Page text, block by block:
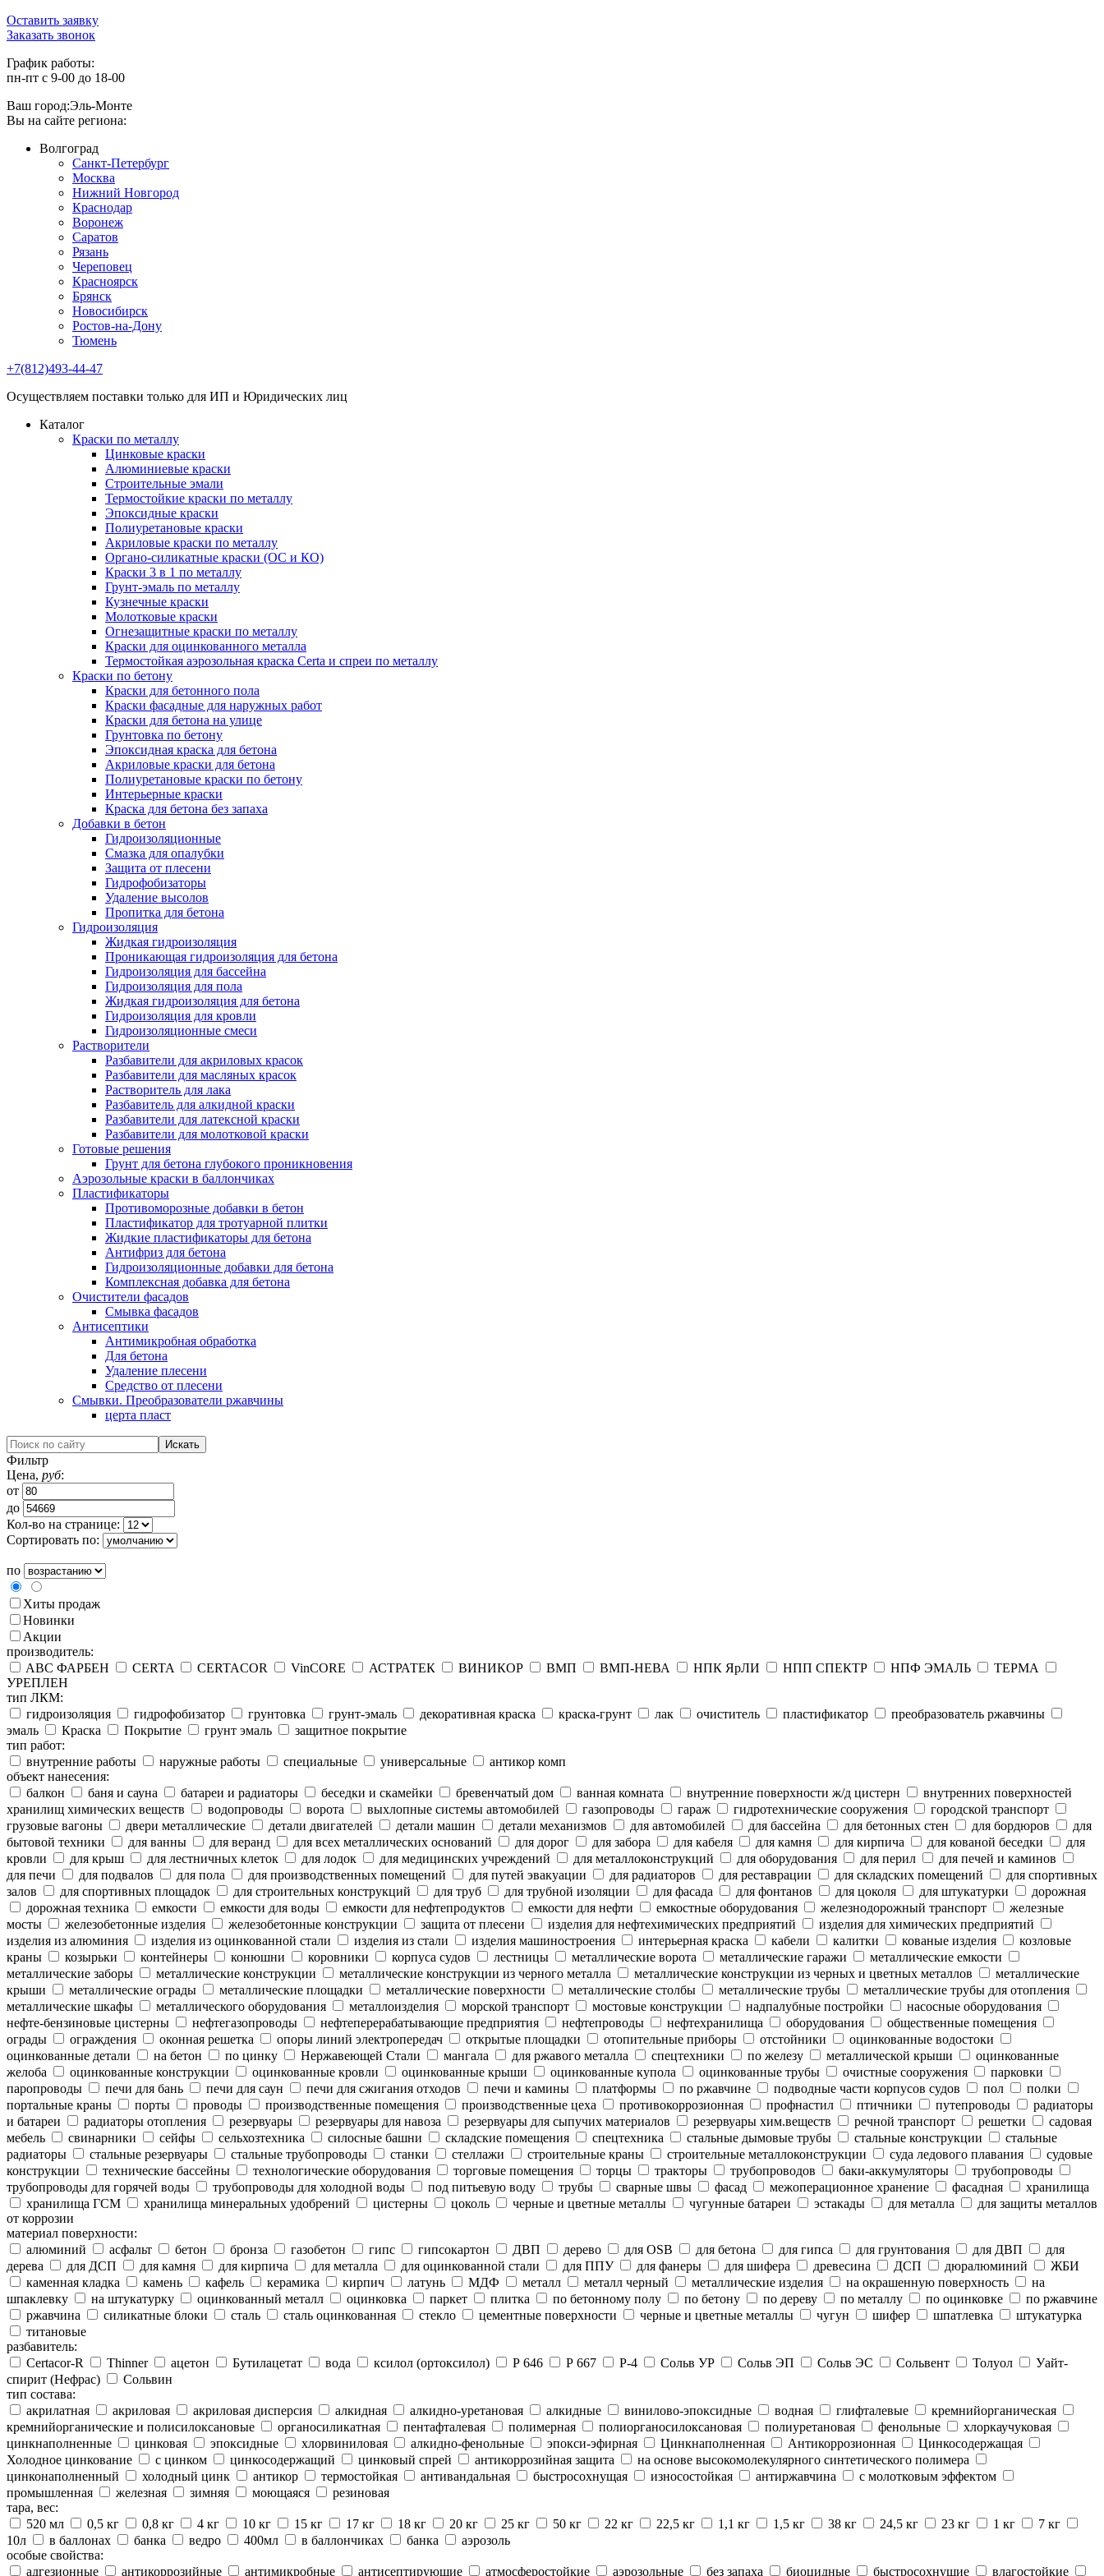
Оставить заявку
Заказать звонок
График работы:
пн-пт с 9-00 до 18-00
Ваш город:Эль-Монте
Вы на сайте региона:
Волгоград
Санкт-Петербург
Москва
Нижний Новгород
Краснодар
Воронеж
Саратов
Рязань
Череповец
Красноярск
Брянск
Новосибирск
Ростов-на-Дону
Тюмень
+7(812)493-44-47
Осуществляем поставки только для ИП и Юридических лиц
Каталог
Краски по металлу
Цинковые краски
Алюминиевые краски
Строительные эмали
Термостойкие краски по металлу
Эпоксидные краски
Полиуретановые краски
Акриловые краски по металлу
Органо-силикатные краски (ОС и КО)
Краски 3 в 1 по металлу
Грунт-эмаль по металлу
Кузнечные краски
Молотковые краски
Огнезащитные краски по металлу
Краски для оцинкованного металла
Термостойкая аэрозольная краска Certa и спреи по металлу
Краски по бетону
Краски для бетонного пола
Краски фасадные для наружных работ
Краски для бетона на улице
Грунтовка по бетону
Эпоксидная краска для бетона
Акриловые краски для бетона
Полиуретановые краски по бетону
Интерьерные краски
Краска для бетона без запаха
Добавки в бетон
Гидроизоляционные
Смазка для опалубки
Защита от плесени
Гидрофобизаторы
Удаление высолов
Пропитка для бетона
Гидроизоляция
Жидкая гидроизоляция
Проникающая гидроизоляция для бетона
Гидроизоляция для бассейна
Гидроизоляция для пола
Жидкая гидроизоляция для бетона
Гидроизоляция для кровли
Гидроизоляционные смеси
Растворители
Разбавители для акриловых красок
Разбавители для масляных красок
Растворитель для лака
Разбавитель для алкидной краски
Разбавители для латексной краски
Разбавители для молотковой краски
Готовые решения
Грунт для бетона глубокого проникновения
Аэрозольные краски в баллончиках
Пластификаторы
Противоморозные добавки в бетон
Пластификатор для тротуарной плитки
Жидкие пластификаторы для бетона
Антифриз для бетона
Гидроизоляционные добавки для бетона
Комплексная добавка для бетона
Очистители фасадов
Смывка фасадов
Антисептики
Антимикробная обработка
Для бетона
Удаление плесени
Средство от плесени
Смывки. Преобразователи ржавчины
церта пласт
Фильтр
Цена, руб:
от
до
Кол-во на странице:
Сортировать по:
по
Хиты продаж
Новинки
Акции
производитель:
ABC ФАРБЕН
CERTA CERTACOR VinCORE АСТРАТЕК ВИНИКОР ВМП ВМП-НЕВА НПК ЯрЛИ НПП СПЕКТР НПФ ЭМАЛЬ
ТЕРМА
УРЕПЛЕН
тип ЛКМ:
гидроизоляция
гидрофобизатор грунтовка грунт-эмаль декоративная краска краска-грунт лак очиститель пластификатор
преобразователь ржавчины
эмаль
Краска Покрытие грунт эмаль
защитное покрытие
тип работ:
внутренние работы
наружные работы специальные универсальные
антикор комп
объект нанесения:
балкон
баня и сауна батареи и радиаторы беседки и скамейки бревенчатый дом ванная комната внутренние поверхности ж/д цистерн
внутренних поверхностей
хранилищ химических веществ
водопроводы ворота выхлопные системы автомобилей газопроводы гараж гидротехнические сооружения
городской транспорт
грузовые вагоны
двери металлические детали двигателей детали машин детали механизмов для автомобилей для бассейна для бетонных стен для бордюров
для
бытовой техники
для ванны для веранд для всех металлических оснований для дорог для забора для кабеля для камня для кирпича для кованой беседки
для
кровли
для крыш для лестничных клеток для лодок для медицинских учреждений для металлоконструкций для оборудования для перил
для печей и каминов
для печи
для подвалов для пола для производственных помещений для путей эвакуации для радиаторов для реставрации для складских помещений
для спортивных
залов
для спортивных площадок для строительных конструкций для труб для трубной изоляции для фасада для фонтанов для цоколя для штукатурки
дорожная
дорожная техника
емкости емкости для воды емкости для нефтепродуктов емкости для нефти емкостные оборудования железнодорожный транспорт
железные
мосты
железобетонные изделия железобетонные конструкции защита от плесени изделия для нефтехимических предприятий
изделия для химических предприятий
изделия из алюминия
изделия из оцинкованной стали изделия из стали изделия машиностроения интерьерная краска кабели калитки кованые изделия
козловые
краны
козырьки контейнеры конюшни коровники корпуса судов лестницы металлические ворота металлические гаражи
металлические емкости
металлические заборы
металлические конструкции металлические конструкции из черного металла металлические конструкции из черных и цветных металлов
металлические
крыши
металлические ограды металлические площадки металлические поверхности металлические столбы металлические трубы
металлические трубы для отопления
металлические шкафы
металлического оборудования металлоизделия морской транспорт мостовые конструкции надпалубные постройки
насосные оборудования
нефте-бензиновые цистерны
нефтегазопроводы нефтеперерабатывающие предприятия нефтепроводы нефтехранилища оборудования
общественные помещения
ограды
ограждения оконная решетка опоры линий электропередач открытые площадки отопительные приборы отстойники
оцинкованные водостоки
оцинкованные детали
на бетон по цинку Нержавеющей Стали мангала для ржавого металла спецтехники по железу металлической крыши
оцинкованные
желоба
оцинкованные конструкции оцинкованные кровли оцинкованные крыши оцинкованные купола оцинкованные трубы очистные сооружения
парковки
паропроводы
печи для бань печи для саун печи для сжигания отходов печи и камины платформы по ржавчине подводные части корпусов судов пол
полки
портальные краны
порты проводы производственные помещения производственные цеха противокоррозионная профнастил птичники путепроводы
радиаторы
и батареи
радиаторы отопления резервуары резервуары для навоза резервуары для сыпучих материалов резервуары хим.веществ речной транспорт решетки
садовая
мебель
свинарники сейфы сельхозтехника силосные башни складские помещения спецтехника стальные дымовые трубы стальные конструкции
стальные
радиаторы
стальные резервуары стальные трубопроводы станки стеллажи строительные краны строительные металлоконструкции суда ледового плавания
судовые
конструкции
технические бассейны технологические оборудования торговые помещения торцы тракторы трубопроводов баки-аккумуляторы
трубопроводы
трубопроводы для горячей воды
трубопроводы для холодной воды под питьевую воду трубы сварные швы фасад межоперационное хранение фасадная
хранилища
хранилища ГСМ
хранилища минеральных удобрений цистерны цоколь черные и цветные металлы чугунные батареи эстакады для металла
для защиты металлов
от коррозии
материал поверхности:
алюминий
асфальт бетон бронза газобетон гипс гипсокартон ДВП дерево для OSB для бетона для гипса для грунтования для ДВП
для
дерева
для ДСП для камня для кирпича для металла для оцинкованной стали для ППУ для фанеры для шифера древесина ДСП дюралюминий
ЖБИ
каменная кладка
камень кафель керамика кирпич латунь МДФ металл металл черный металлические изделия на окрашенную поверхность
на
шпаклевку
на штукатурку оцинкованный металл оцинковка паркет плитка по бетонному полу по бетону по дереву по металлу по оцинковке
по ржавчине
ржавчина
силикатные блоки сталь сталь оцинкованная стекло цементные поверхности черные и цветные металлы чугун шифер шпатлевка
штукатурка
титановые
разбавитель:
Certacor-R
Thinner ацетон Бутилацетат вода ксилол (ортоксилол) Р 646 Р 667 Р-4 Сольв УР Сольв ЭП Сольв ЭС Сольвент Толуол
Уайт-
спирит (Нефрас)
Сольвин
тип состава:
акрилатная
акриловая акриловая дисперсия алкидная алкидно-уретановая алкидные винилово-эпоксидные водная глифталевые
кремнийорганическая
кремнийорганические и полисилоксановые
органосиликатная пентафталевая полимерная полиорганосилоксановая полиуретановая фенольные
хлоркаучуковая
цинкнаполненные
цинковая эпоксидные хлорвиниловая алкидно-фенольные эпокси-эфирная Цинкнаполненная Антикоррозионная
Цинкосодержащая
Холодное цинкование
с цинком цинкосодержащий цинковый спрей антикоррозийная защита
на основе высокомолекулярного синтетического полимера
цинконаполненный
холодный цинк антикор термостойкая антивандальная быстросохнущая износостойкая антиржавчина
с молотковым эффектом
промышленная
железная зимняя моющаяся
резиновая
тара, вес:
520 мл
0,5 кг 0,8 кг 4 кг 10 кг 15 кг 17 кг 18 кг 20 кг 25 кг 50 кг 22 кг 22,5 кг 1,1 кг 1,5 кг 38 кг 24,5 кг 23 кг 1 кг
7 кг
10л
в баллонах банка ведро 400мл в баллончиках банка
аэрозоль
особые свойства:
адгезионные
антикоррозийные антимикробные антисептирующие атмосферостойкие аэрозольные без запаха биоцидные быстросохнущие влагостойкие